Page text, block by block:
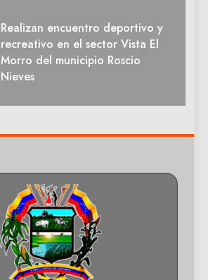
Realizan encuentro deportivo y
recreativo en el sector Vista El
Morro del municipio Roscio
Nieves